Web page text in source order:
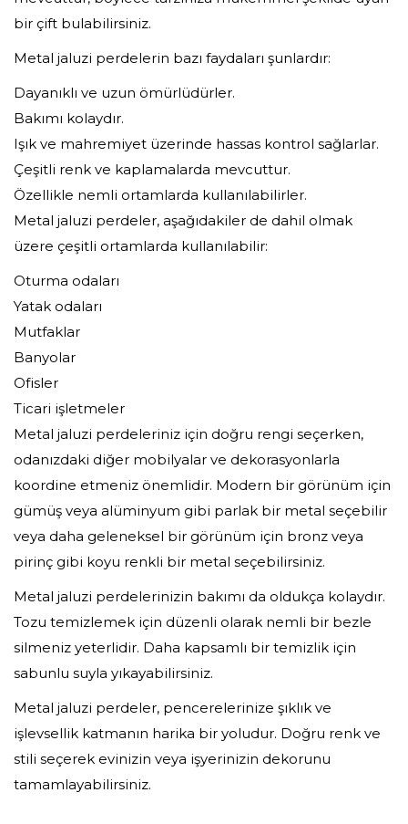
bir çift bulabilirsiniz.
Metal jaluzi perdelerin bazı faydaları şunlardır:
Dayanıklı ve uzun ömürlüdürler.
Bakımı kolaydır.
Işık ve mahremiyet üzerinde hassas kontrol sağlarlar.
Çeşitli renk ve kaplamalarda mevcuttur.
Özellikle nemli ortamlarda kullanılabilirler.
Metal jaluzi perdeler, aşağıdakiler de dahil olmak
üzere çeşitli ortamlarda kullanılabilir:
Oturma odaları
Yatak odaları
Mutfaklar
Banyolar
Ofisler
Ticari işletmeler
Metal jaluzi perdeleriniz için doğru rengi seçerken,
odanızdaki diğer mobilyalar ve dekorasyonlarla
koordine etmeniz önemlidir. Modern bir görünüm için
gümüş veya alüminyum gibi parlak bir metal seçebilir
veya daha geleneksel bir görünüm için bronz veya
pirinç gibi koyu renkli bir metal seçebilirsiniz.
Metal jaluzi perdelerinizin bakımı da oldukça kolaydır.
Tozu temizlemek için düzenli olarak nemli bir bezle
silmeniz yeterlidir. Daha kapsamlı bir temizlik için
sabunlu suyla yıkayabilirsiniz.
Metal jaluzi perdeler, pencerelerinize şıklık ve
işlevsellik katmanın harika bir yoludur. Doğru renk ve
stili seçerek evinizin veya işyerinizin dekorunu
tamamlayabilirsiniz.